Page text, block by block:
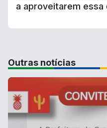
a aproveitarem essa
Outras notícias